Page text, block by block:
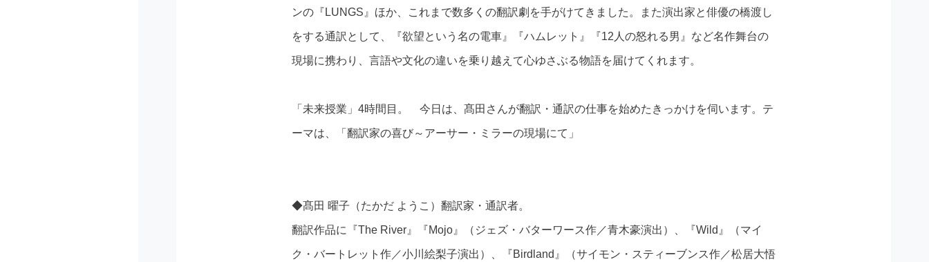
ンの『LUNGS』ほか、これまで数多くの翻訳劇を手がけてきました。また演出家と俳優の橋渡し
をする通訳として、『欲望という名の電車』『ハムレット』『12人の怒れる男』など名作舞台の
現場に携わり、言語や文化の違いを乗り越えて心ゆさぶる物語を届けてくれます。
「未来授業」4時間目。 今日は、髙田さんが翻訳・通訳の仕事を始めたきっかけを伺います。テ
ーマは、「翻訳家の喜び～アーサー・ミラーの現場にて」
◆髙田 曜子（たかだ ようこ）翻訳家・通訳者。
翻訳作品に『The River』『Mojo』（ジェズ・バターワース作／青木豪演出）、『Wild』（マイ
ク・バートレット作／小川絵梨子演出）、『Birdland』（サイモン・スティーブンス作／松居大悟